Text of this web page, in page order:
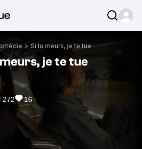
> Si tu meurs, je te tue
je te tue
272 16